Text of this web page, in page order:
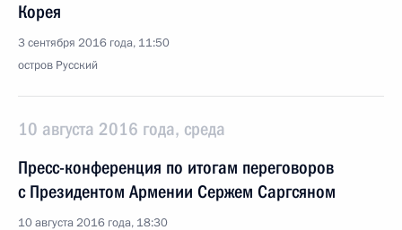
Корея
3 сентября 2016 года, 11:50
остров Русский
10 августа 2016 года, среда
Пресс-конференция по итогам переговоров
с Президентом Армении Сержем Саргсяном
10 августа 2016 года, 18:30